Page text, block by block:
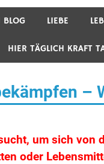
BLOG LIEBE
HIER TÄGLICH KRAFT
–
um sich von
oder